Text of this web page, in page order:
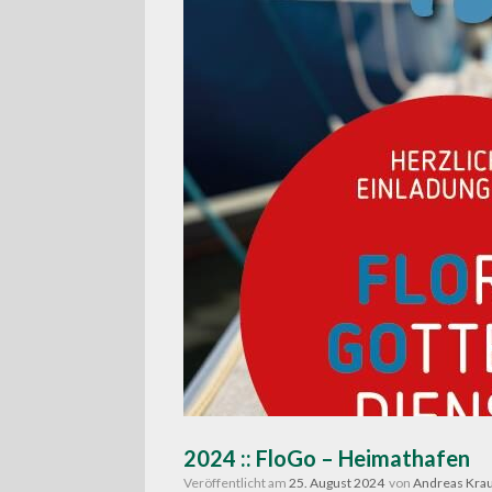
2024 :: FloGo – Heimathafen
Veröffentlicht am 25. August 2024 von Andreas